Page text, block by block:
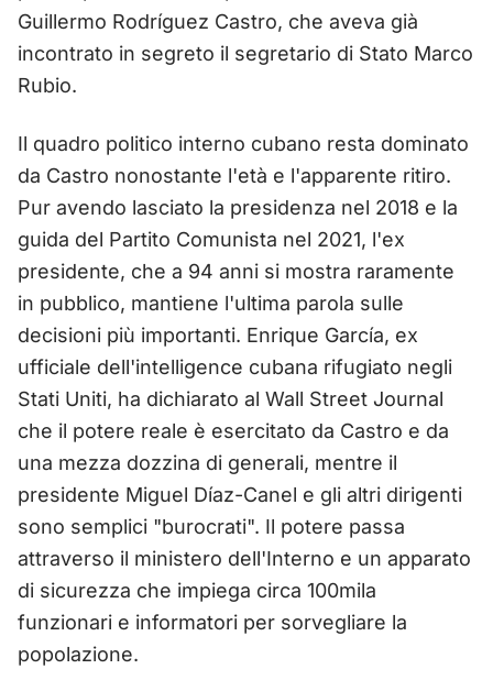
Guillermo Rodríguez Castro, che aveva già
incontrato in segreto il segretario di Stato Marco
Rubio.
Il quadro politico interno cubano resta dominato
da Castro nonostante l'età e l'apparente ritiro.
Pur avendo lasciato la presidenza nel 2018 e la
guida del Partito Comunista nel 2021, l'ex
presidente, che a 94 anni si mostra raramente
in pubblico, mantiene l'ultima parola sulle
decisioni più importanti. Enrique García, ex
ufficiale dell'intelligence cubana rifugiato negli
Stati Uniti, ha dichiarato al Wall Street Journal
che il potere reale è esercitato da Castro e da
una mezza dozzina di generali, mentre il
presidente Miguel Díaz-Canel e gli altri dirigenti
sono semplici "burocrati". Il potere passa
attraverso il ministero dell'Interno e un apparato
di sicurezza che impiega circa 100mila
funzionari e informatori per sorvegliare la
popolazione.